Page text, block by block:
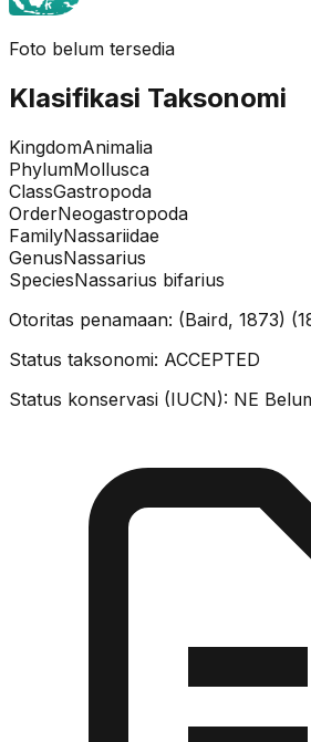
Foto belum tersedia
Klasifikasi Taksonomi
KingdomAnimalia
PhylumMollusca
ClassGastropoda
OrderNeogastropoda
FamilyNassariidae
GenusNassarius
SpeciesNassarius bifarius
Otoritas penamaan: (Baird, 1873) (
Status taksonomi: ACCEPTED
Status konservasi (IUCN): NE